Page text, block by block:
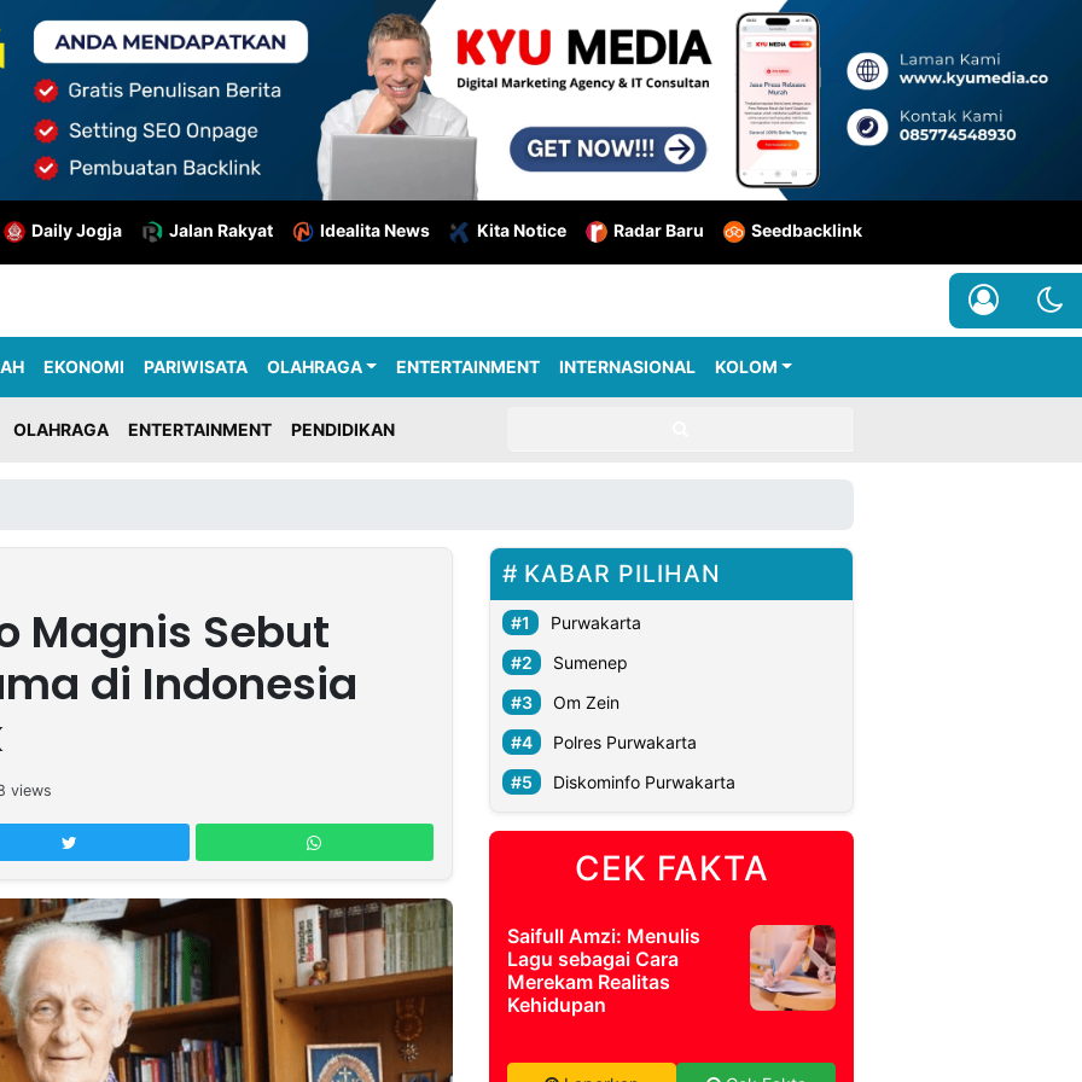
Daily Jogja Jalan Rakyat Idealita News Kita Notice Radar Baru Seedbacklink
EKONOMI PARIWISATA OLAHRAGA ENTERTAINMENT INTERNASIONAL KOLOM
OLAHRAGA ENTERTAINMENT PENDIDIKAN
Magnis Sebut
di Indonesia
views
KABAR PILIHAN
Purwakarta
Sumenep
Om Zein
Polres Purwakarta
Diskominfo Purwakarta
CEK FAKTA
Saifull Amzi: Menulis
Lagu sebagai Cara
Merekam Realitas
Kehidupan